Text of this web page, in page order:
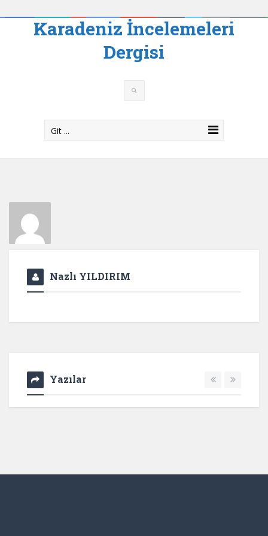
Karadeniz İncelemeleri
Dergisi
Git ...
Nazlı YILDIRIM
Yazılar